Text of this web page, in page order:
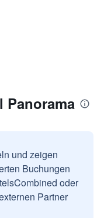
Panorama
und zeigen
Buchungen
oder
Partner